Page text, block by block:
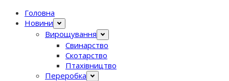
Головна
Новини
Вирощування
Свинарство
Скотарство
Птахівництво
Переробка